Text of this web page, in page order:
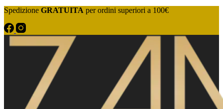
Spedizione GRATUITA per ordini superiori a 100€